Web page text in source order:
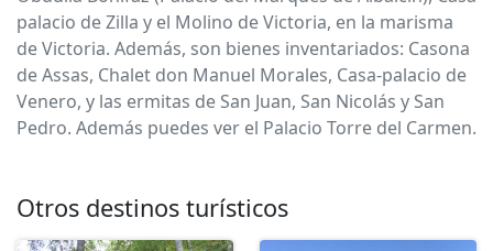
palacio de Zilla y el Molino de Victoria, en la marisma
de Victoria. Además, son bienes inventariados: Casona
de Assas, Chalet don Manuel Morales, Casa-palacio de
Venero, y las ermitas de San Juan, San Nicolás y San
Pedro. Además puedes ver el Palacio Torre del Carmen.
Otros destinos turísticos